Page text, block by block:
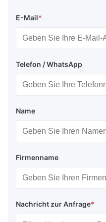
E-Mail*
Telefon / WhatsApp
Name
Firmenname
Nachricht zur Anfrage*